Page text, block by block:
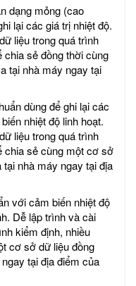
dạng mỏng (cao
lại các giá trị nhiệt độ.
liệu trong quá trình
chia sẻ đồng thời cùng
tại nhà máy ngay tại
dùng để ghi lại các
nhiệt độ linh hoạt.
liệu trong quá trình
chia sẻ cùng một cơ sở
nhà máy ngay tại địa
với cảm biến nhiệt độ
Dễ lập trình và cài
kiểm định, nhiều
cơ sở dữ liệu đồng
tại địa điểm của